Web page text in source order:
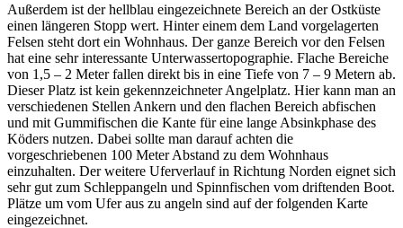
Außerdem ist der hellblau eingezeichnete Bereich an der Ostküste
einen längeren Stopp wert. Hinter einem dem Land vorgelagerten
Felsen steht dort ein Wohnhaus. Der ganze Bereich vor den Felsen
hat eine sehr interessante Unterwassertopographie. Flache Bereiche
von 1,5 – 2 Meter fallen direkt bis in eine Tiefe von 7 – 9 Metern ab.
Dieser Platz ist kein gekennzeichneter Angelplatz. Hier kann man an
verschiedenen Stellen Ankern und den flachen Bereich abfischen
und mit Gummifischen die Kante für eine lange Absinkphase des
Köders nutzen. Dabei sollte man darauf achten die
vorgeschriebenen 100 Meter Abstand zu dem Wohnhaus
einzuhalten. Der weitere Uferverlauf in Richtung Norden eignet sich
sehr gut zum Schleppangeln und Spinnfischen vom driftenden Boot.
Plätze um vom Ufer aus zu angeln sind auf der folgenden Karte
eingezeichnet.